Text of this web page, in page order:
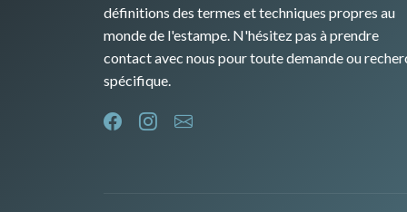
définitions des termes et techniques propres au
monde de l'estampe. N'hésitez pas à prendre
contact avec nous pour toute demande ou
spécifique.